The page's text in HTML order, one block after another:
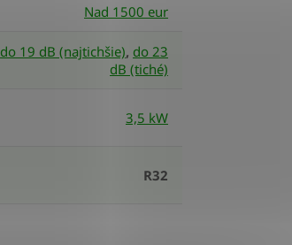
Nad 1500 eur
do 19 dB (najtichšie), do 23
dB (tiché)
3,5 kW
R32